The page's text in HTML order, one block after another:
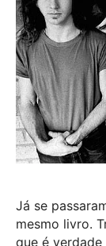
Já se
mesmo livro.
que é